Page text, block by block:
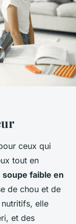
ceux qui
tout en
soupe faible en
de chou et de
nutritifs, elle
et des